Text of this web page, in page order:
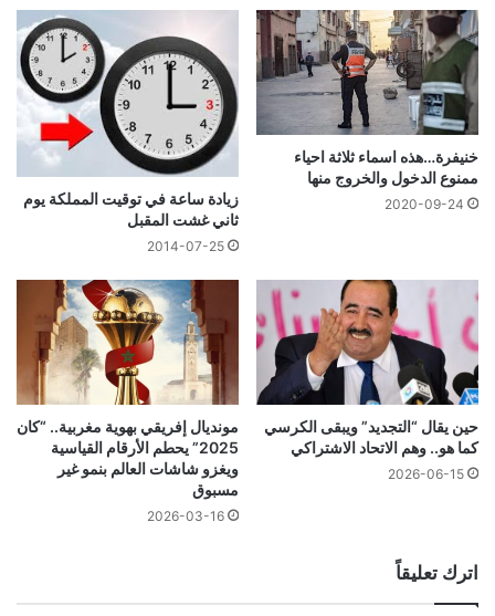
خنيفرة…هذه اسماء ثلاثة احياء
ممنوع الدخول والخروج منها
2020-09-24
زيادة ساعة في توقيت المملكة يوم
ثاني غشت المقبل
2014-07-25
حين يقال “التجديد” ويبقى الكرسي
كما هو.. وهم الاتحاد الاشتراكي
2026-06-15
مونديال إفريقي بهوية مغربية.. “كان
2025” يحطم الأرقام القياسية
ويغزو شاشات العالم بنمو غير
مسبوق
2026-03-16
اترك تعليقاً